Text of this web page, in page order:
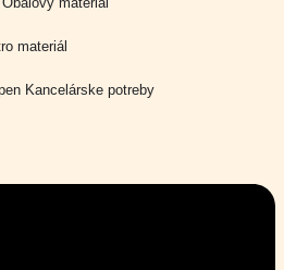
materiál
Kancelárske potreby